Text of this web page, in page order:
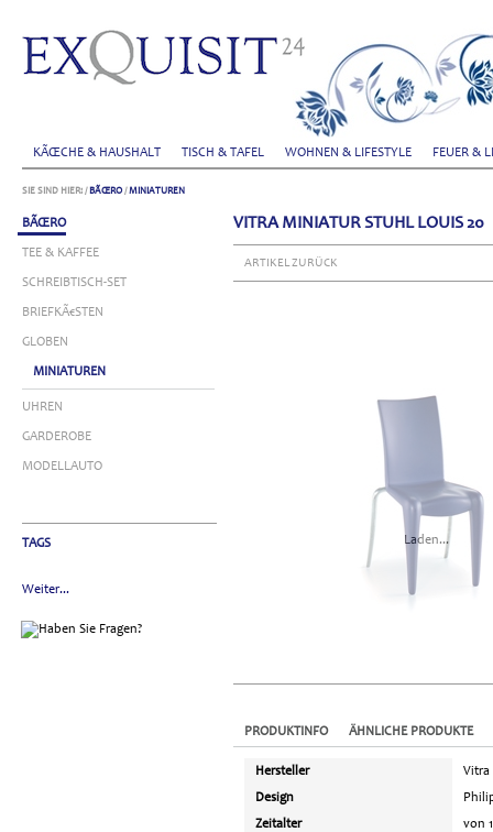
KÃŒCHE & HAUSHALT TISCH & TAFEL WOHNEN & LIFESTYLE FEUER &
SIE SIND HIER: / BÃŒRO/MINIATUREN
BÃŒRO
TEE & KAFFEE
SCHREIBTISCH-SET
BRIEFKÃ€STEN
GLOBEN
MINIATUREN
UHREN
GARDEROBE
MODELLAUTO
TAGS
Weiter...
VITRA MINIATUR STUHL LOUIS 20
ARTIKEL ZURÜCK
Laden...
PRODUKTINFO ÄHNLICHE PRODUKTE
Hersteller
Vitra
Design
Zeitalter
von